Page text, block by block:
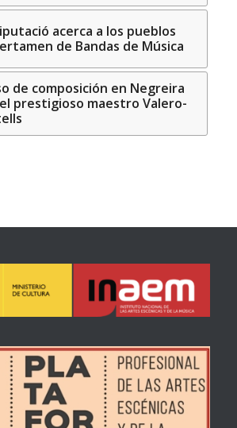
acerca a los pueblos
de Bandas de Música
de composición en Negreira
prestigioso maestro Valero-